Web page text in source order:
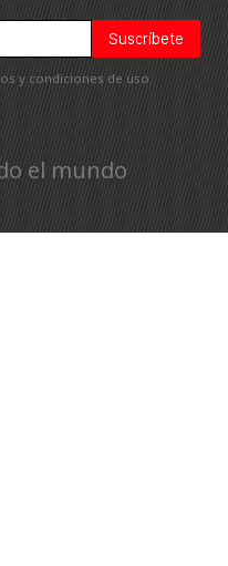
y condiciones de uso.
el mundo